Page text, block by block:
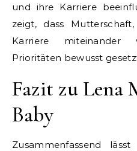
und ihre Karriere
zeigt, dass
Karriere miteinander
Prioritäten bewusst
Fazit zu Lena
Baby
Zusammenfassend